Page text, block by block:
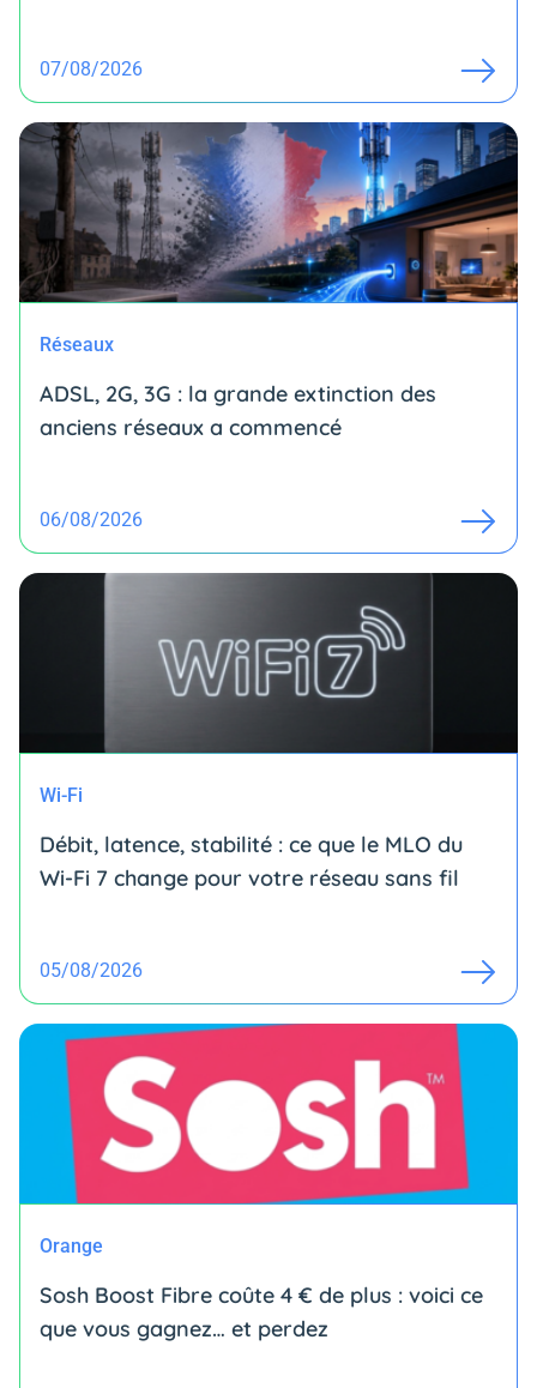
07/08/2026
Réseaux
ADSL, 2G, 3G : la grande extinction des
anciens réseaux a commencé
06/08/2026
Wi-Fi
Débit, latence, stabilité : ce que le MLO du
Wi-Fi 7 change pour votre réseau sans fil
05/08/2026
Orange
Sosh Boost Fibre coûte 4 € de plus : voici ce
que vous gagnez… et perdez